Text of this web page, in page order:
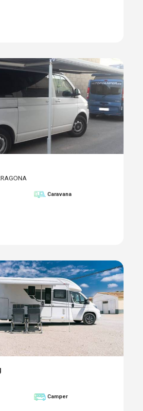
Caravana
Camper